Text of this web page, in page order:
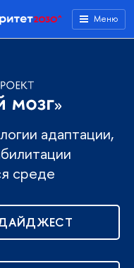
Меню
адаптации,
среде